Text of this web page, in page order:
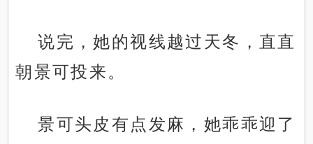
说完，她的视线越过天冬，直直
朝景可投来。
景可头皮有点发麻，她乖乖迎了